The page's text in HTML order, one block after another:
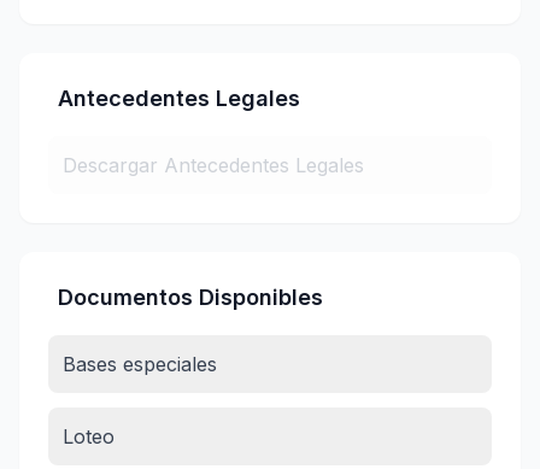
Antecedentes Legales
Descargar Antecedentes Legales
Documentos Disponibles
Bases especiales
Loteo